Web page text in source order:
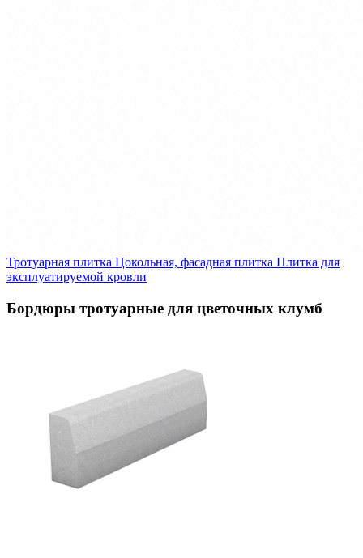
Тротуарная плитка Цокольная, фасадная плитка Плитка для
эксплуатируемой кровли
Бордюры тротуарные для цветочных клумб